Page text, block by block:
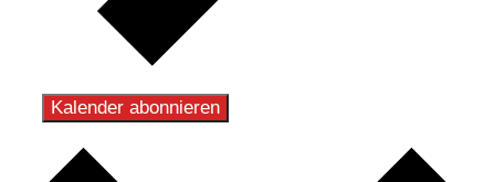
Kalender abonnieren